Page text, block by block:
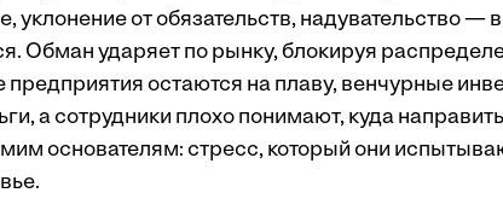
уклонение от обязательств, надувательство —
Обман ударяет по рынку, блокируя
остаются на плаву, венчурные
а сотрудники плохо понимают, куда
основателям: стресс, который они